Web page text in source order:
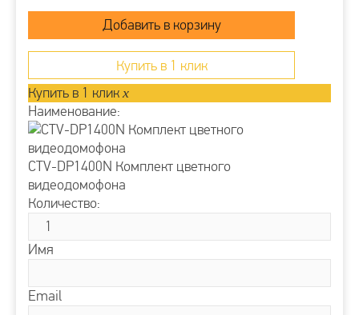
Купить в 1 клик
Купить в 1 клик x
Наименование:
CTV-DP1400N Комплект цветного
видеодомофона
Количество:
Имя
Email